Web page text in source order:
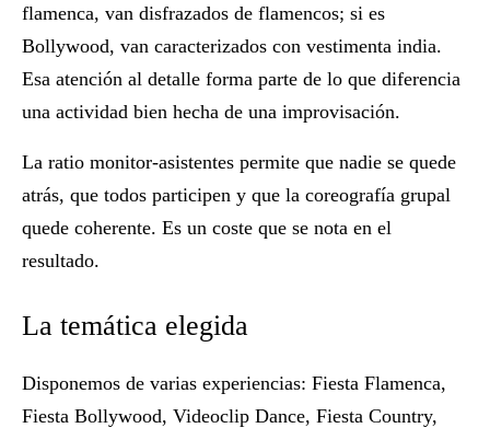
flamenca, van disfrazados de flamencos; si es
Bollywood, van caracterizados con vestimenta india.
Esa atención al detalle forma parte de lo que diferencia
una actividad bien hecha de una improvisación.
La ratio monitor-asistentes permite que nadie se quede
atrás, que todos participen y que la coreografía grupal
quede coherente. Es un coste que se nota en el
resultado.
La temática elegida
Disponemos de varias experiencias: Fiesta Flamenca,
Fiesta Bollywood, Videoclip Dance, Fiesta Country,